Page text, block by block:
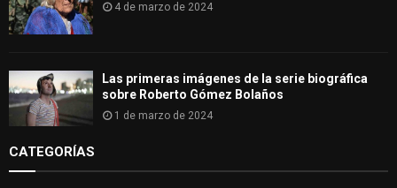
4 de marzo de 2024
Las primeras imágenes de la serie biográfica
sobre Roberto Gómez Bolaños
1 de marzo de 2024
CATEGORÍAS